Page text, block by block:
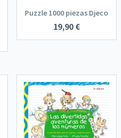
Puzzle 1000 piezas Djeco
19,90 €